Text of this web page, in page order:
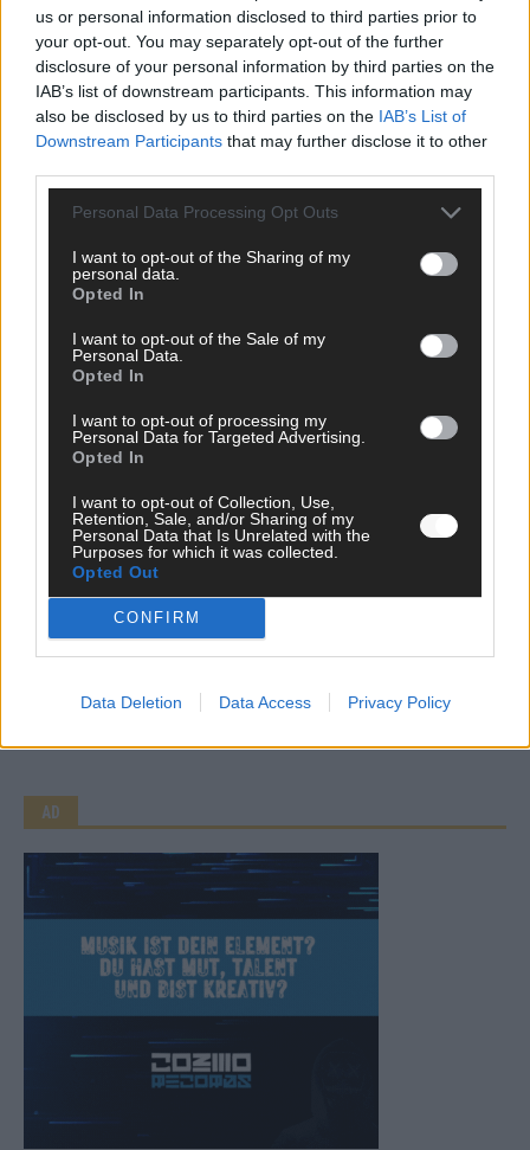
us or personal information disclosed to third parties prior to
your opt-out. You may separately opt-out of the further
disclosure of your personal information by third parties on the
IAB’s list of downstream participants. This information may
also be disclosed by us to third parties on the IAB’s List of
Downstream Participants that may further disclose it to other
Personal Data Processing Opt Outs
I want to opt-out of the Sharing of my
personal data.
Opted In
I want to opt-out of the Sale of my
Personal Data.
Opted In
I want to opt-out of processing my
Personal Data for Targeted Advertising.
Opted In
I want to opt-out of Collection, Use,
Retention, Sale, and/or Sharing of my
Personal Data that Is Unrelated with the
Purposes for which it was collected.
Opted Out
CONFIRM
Data Deletion Data Access Privacy Policy
WERBE BEI UNS!
AD